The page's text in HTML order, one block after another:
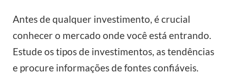
Antes de qualquer investimento, é crucial
conhecer o mercado onde você está entrando.
Estude os tipos de investimentos, as tendências
e procure informações de fontes confiáveis.